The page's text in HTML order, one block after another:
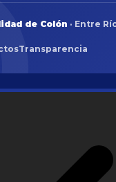
de Colón · Entre
Transparencia